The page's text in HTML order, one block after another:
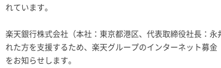
れています。
楽天銀行株式会社（本社：東京都港区、代表取締役社長：
れた方を支援するため、楽天グループのインターネット募
をお知らせします。